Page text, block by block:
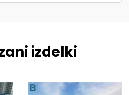
izdelki